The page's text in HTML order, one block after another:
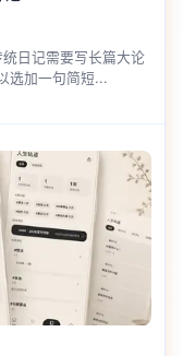
日记需要写长篇大论
选加一句简短...